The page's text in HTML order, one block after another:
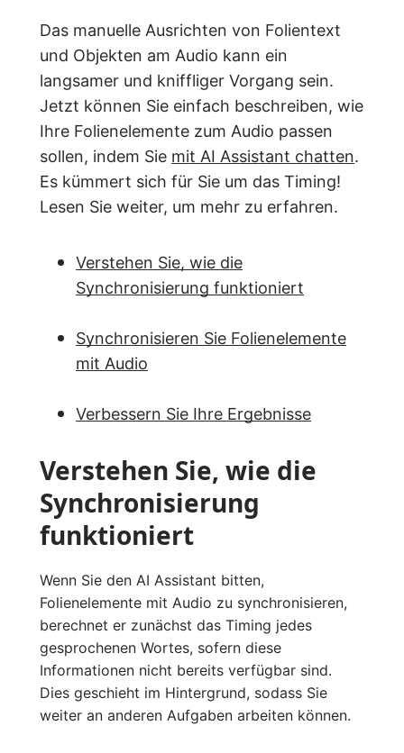
Das manuelle Ausrichten von Folientext
und Objekten am Audio kann ein
langsamer und kniffliger Vorgang sein.
Jetzt können Sie einfach beschreiben, wie
Ihre Folienelemente zum Audio passen
sollen, indem Sie mit AI Assistant chatten.
Es kümmert sich für Sie um das Timing!
Lesen Sie weiter, um mehr zu erfahren.
Verstehen Sie, wie die
Synchronisierung funktioniert
Synchronisieren Sie Folienelemente
mit Audio
Verbessern Sie Ihre Ergebnisse
Verstehen Sie, wie die
Synchronisierung
funktioniert
Wenn Sie den AI Assistant bitten,
Folienelemente mit Audio zu synchronisieren,
berechnet er zunächst das Timing jedes
gesprochenen Wortes, sofern diese
Informationen nicht bereits verfügbar sind.
Dies geschieht im Hintergrund, sodass Sie
weiter an anderen Aufgaben arbeiten können.